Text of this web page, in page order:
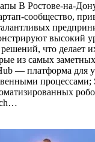
В Ростове-на-
сообщество,
высокий
что делает
из самых заметных
— платформа для